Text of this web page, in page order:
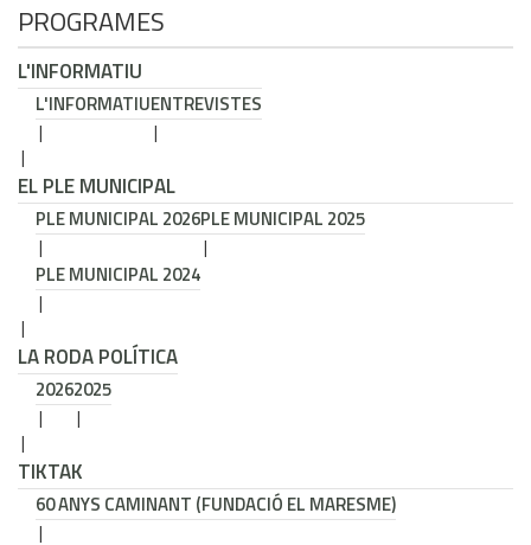
PROGRAMES
L'INFORMATIU
L'INFORMATIUENTREVISTES
EL PLE MUNICIPAL
PLE MUNICIPAL 2026PLE MUNICIPAL 2025
PLE MUNICIPAL 2024
LA RODA POLÍTICA
20262025
TIKTAK
60 ANYS CAMINANT (FUNDACIÓ EL MARESME)